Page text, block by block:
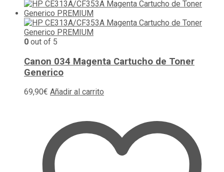
0 out of 5
Canon 034 Magenta Cartucho de Toner
Generico
69,90€ Añadir al carrito